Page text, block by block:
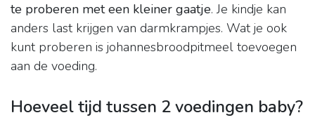
te proberen met een kleiner gaatje. Je kindje kan
anders last krijgen van darmkrampjes. Wat je ook
kunt proberen is johannesbroodpitmeel toevoegen
aan de voeding.
Hoeveel tijd tussen 2 voedingen baby?